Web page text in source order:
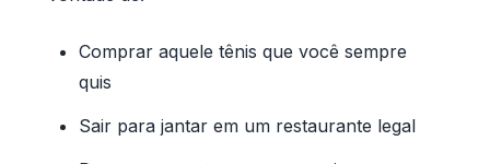
Comprar aquele tênis que você sempre
quis
Sair para jantar em um restaurante legal